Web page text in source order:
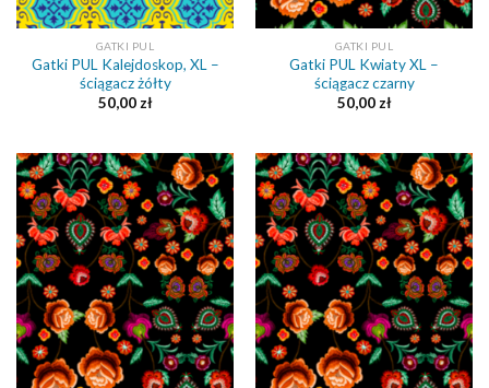
GATKI PUL
Gatki PUL Kalejdoskop, XL –
ściągacz żółty
50,00zł
GATKI PUL
Gatki PUL Kwiaty XL –
ściągacz czarny
50,00zł